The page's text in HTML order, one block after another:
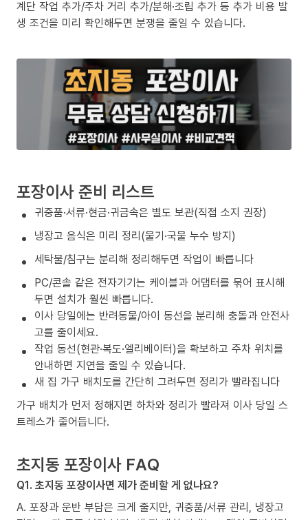
계단 작업 추가/주차 거리 추가/분해·조립 추가 등 추가 비용 발
생 조건을 미리 확인해두면 분쟁을 줄일 수 있습니다.
포장이사 준비 리스트
귀중품·서류·현금·귀금속은 별도 보관(직접 소지 권장)
냉장고 음식은 미리 정리(물기·국물 누수 방지)
세탁물/침구는 분리해 정리해두면 작업이 빠릅니다
PC/콘솔 같은 전자기기는 케이블과 어댑터를 묶어 표시해
두면 설치가 훨씬 빠릅니다.
이사 당일에는 반려동물/아이 동선을 분리해 충돌과 안전사
고를 줄이세요.
작업 동선(현관·복도·엘리베이터)을 확보하고 주차 위치를
안내하면 지연을 줄일 수 있습니다.
새 집 가구 배치도를 간단히 그려두면 정리가 빨라집니다
가구 배치가 먼저 정해지면 하차와 정리가 빨라져 이사 당일 스
트레스가 줄어듭니다.
초지동 포장이사 FAQ
Q1. 초지동 포장이사면 제가 준비할 게 없나요?
A. 포장과 운반 부담은 크게 줄지만, 귀중품/서류 관리, 냉장고